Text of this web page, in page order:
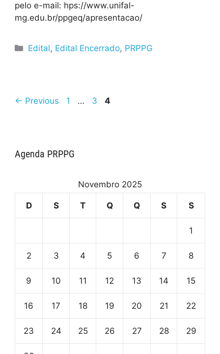
pelo e-mail: hps://www.unifal-
mg.edu.br/ppgeq/apresentacao/
Edital, Edital Encerrado, PRPPG
← Previous 1 … 3 4
Agenda PRPPG
Novembro 2025
D S T Q Q S S
1
2 3 4 5 6 7 8
9 10 11 12 13 14 15
16 17 18 19 20 21 22
23 24 25 26 27 28 29